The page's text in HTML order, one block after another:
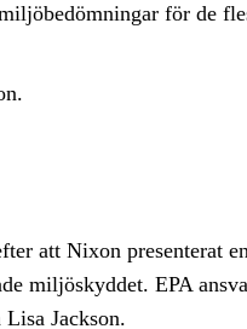
för de
att Nixon presenterat
miljöskyddet. EPA
Jackson.